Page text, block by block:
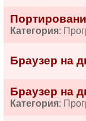
Категория:
Браузер на
Браузер на
Категория: